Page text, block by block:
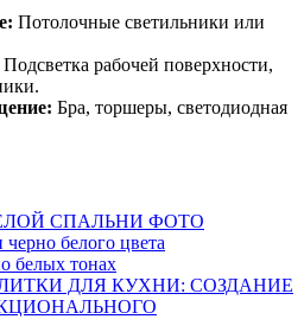
Потолочные светильники или
Подсветка рабочей поверхности,
Бра, торшеры, светодиодная
СПАЛЬНИ ФОТО
белого цвета
белых тонах
ДЛЯ КУХНИ: СОЗДАНИЕ